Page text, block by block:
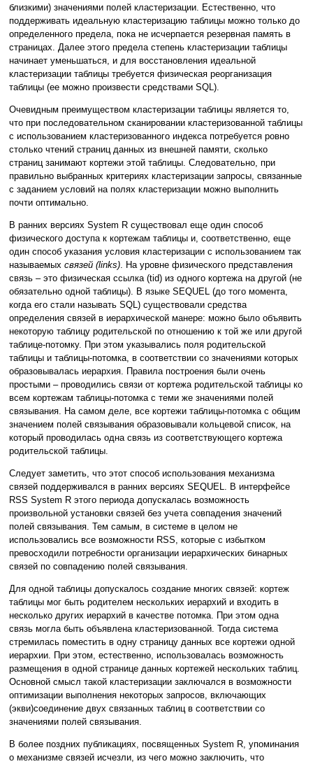
близкими) значениями полей кластеризации. Естественно, что
поддерживать идеальную кластеризацию таблицы можно только до
определенного предела, пока не исчерпается резервная память в
страницах. Далее этого предела степень кластеризации таблицы
начинает уменьшаться, и для восстановления идеальной
кластеризации таблицы требуется физическая реорганизация
таблицы (ее можно произвести средствами SQL).
Очевидным преимуществом кластеризации таблицы является то,
что при последовательном сканировании кластеризованной таблицы
с использованием кластеризованного индекса потребуется ровно
столько чтений страниц данных из внешней памяти, сколько
страниц занимают кортежи этой таблицы. Следовательно, при
правильно выбранных критериях кластеризации запросы, связанные
с заданием условий на полях кластеризации можно выполнить
почти оптимально.
В ранних версиях System R существовал еще один способ
физического доступа к кортежам таблицы и, соответственно, еще
один способ указания условия кластеризации с использованием так
называемых связей (links). На уровне физического представления
связь – это физическая ссылка (tid) из одного кортежа на другой (не
обязательно одной таблицы). В языке SEQUEL (до того момента,
когда его стали называть SQL) существовали средства
определения связей в иерархической манере: можно было объявить
некоторую таблицу родительской по отношению к той же или другой
таблице-потомку. При этом указывались поля родительской
таблицы и таблицы-потомка, в соответствии со значениями которых
образовывалась иерархия. Правила построения были очень
простыми – проводились связи от кортежа родительской таблицы ко
всем кортежам таблицы-потомка с теми же значениями полей
связывания. На самом деле, все кортежи таблицы-потомка с общим
значением полей связывания образовывали кольцевой список, на
который проводилась одна связь из соответствующего кортежа
родительской таблицы.
Следует заметить, что этот способ использования механизма
связей поддерживался в ранних версиях SEQUEL. В интерфейсе
RSS System R этого периода допускалась возможность
произвольной установки связей без учета совпадения значений
полей связывания. Тем самым, в системе в целом не
использовались все возможности RSS, которые с избытком
превосходили потребности организации иерархических бинарных
связей по совпадению полей связывания.
Для одной таблицы допускалось создание многих связей: кортеж
таблицы мог быть родителем нескольких иерархий и входить в
несколько других иерархий в качестве потомка. При этом одна
связь могла быть объявлена кластеризованной. Тогда система
стремилась поместить в одну страницу данных все кортежи одной
иерархии. При этом, естественно, использовалась возможность
размещения в одной странице данных кортежей нескольких таблиц.
Основной смысл такой кластеризации заключался в возможности
оптимизации выполнения некоторых запросов, включающих
(экви)соединение двух связанных таблиц в соответствии со
значениями полей связывания.
В более поздних публикациях, посвященных System R, упоминания
о механизме связей исчезли, из чего можно заключить, что